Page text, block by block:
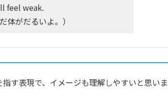
feel weak.
体がだるいよ。）
す表現で、イメージも理解しやすいと思いま